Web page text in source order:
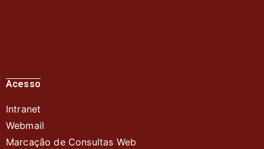
Acesso
Intranet
Webmail
Marcação de Consultas Web